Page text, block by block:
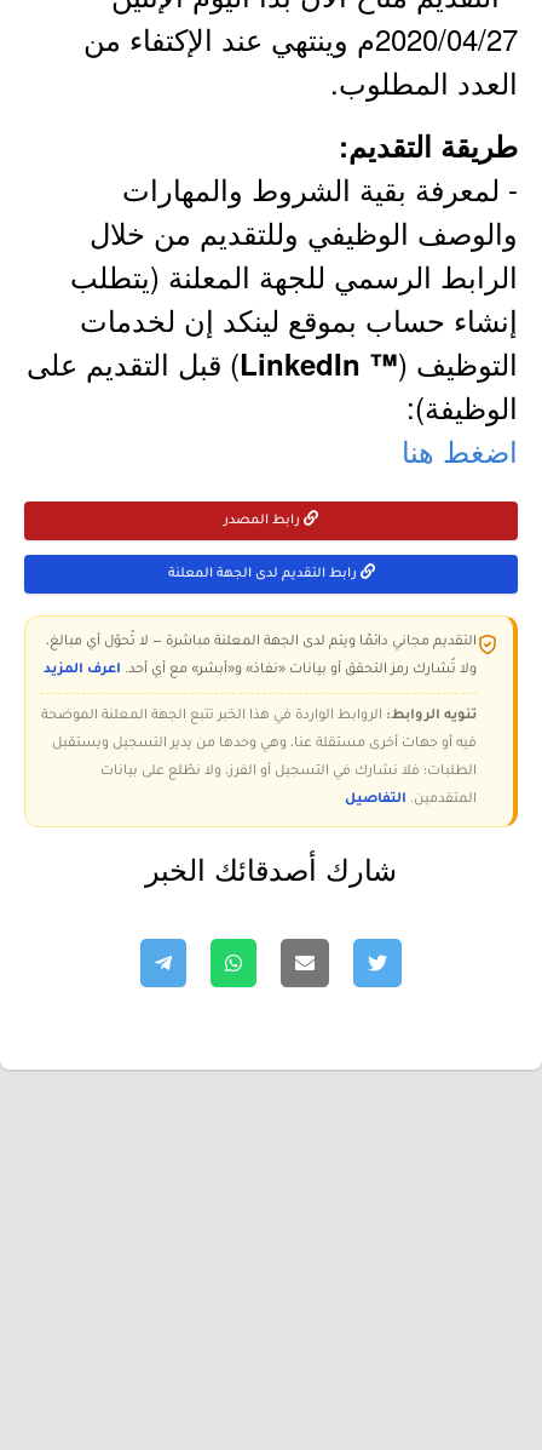
2020/04/27م وينتهي عند الإكتفاء من
العدد المطلوب.
طريقة التقديم:
- لمعرفة بقية الشروط والمهارات
والوصف الوظيفي وللتقديم من خلال
الرابط الرسمي للجهة المعلنة (يتطلب
إنشاء حساب بموقع لينكد إن لخدمات
التوظيف (™ LinkedIn
) قبل التقديم على
الوظيفة):
اضغط هنا
رابط المصدر
رابط التقديم لدى الجهة المعلنة
التقديم مجاني دائمًا ويتم لدى الجهة المعلنة مباشرة — لا تُحوّل أي مبالغ،
ولا تُشارك رمز التحقق أو بيانات «نفاذ» و«أبشر» مع أي أحد. اعرف المزيد
تنويه الروابط: الروابط الواردة في هذا الخبر تتبع الجهة المعلنة الموضحة
فيه أو جهات أخرى مستقلة عنا، وهي وحدها من يدير التسجيل ويستقبل
الطلبات؛ فلا نشارك في التسجيل أو الفرز، ولا نطّلع على بيانات
المتقدمين. التفاصيل
شارك أصدقائك الخبر